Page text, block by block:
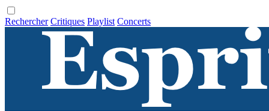
Rechercher Critiques Playlist Concerts